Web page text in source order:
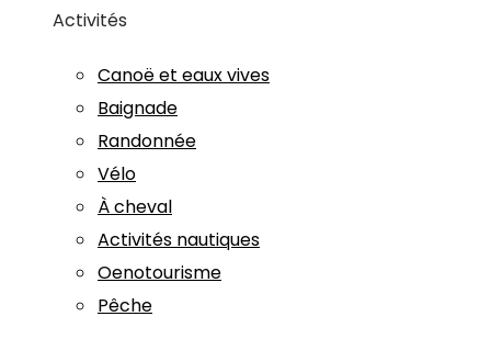
Activités
Canoë et eaux vives
Baignade
Randonnée
Vélo
À cheval
Activités nautiques
Oenotourisme
Pêche